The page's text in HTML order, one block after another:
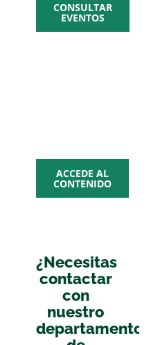
CONSULTAR
EVENTOS
ACCEDE AL
CONTENIDO
¿Necesitas
contactar
con
nuestro
departamento